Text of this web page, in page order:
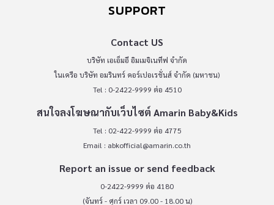
SUPPORT
Contact US
บริษัท เอเอ็มอี อิมเมจิเนทีฟ จำกัด
ในเครือ บริษัท อมรินทร์ คอร์เปอเรชั่นส์ จำกัด (มหาชน)
Tel : 0-2422-9999 ต่อ 4510
สนใจลงโฆษณากับเว็บไซต์ Amarin Baby&Kids
Tel : 02-422-9999 ต่อ 4775
Email : abkofficial@amarin.co.th
Report an issue or send feedback
0-2422-9999 ต่อ 4180
(จันทร์ - ศุกร์ เวลา 09.00 - 18.00 น)